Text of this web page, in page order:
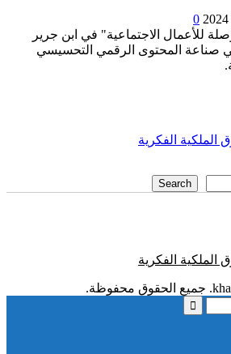
0
للأعمال الاجتماعية" في ابن جرير
صناعة المحتوى الرقمي التحسيسي
الملكية الفكرية
Search
الملكية الفكرية